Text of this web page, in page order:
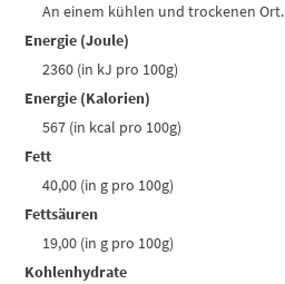
An einem kühlen und trockenen Ort.
Energie (Joule)
2360 (in kJ pro 100g)
Energie (Kalorien)
567 (in kcal pro 100g)
Fett
40,00 (in g pro 100g)
Fettsäuren
19,00 (in g pro 100g)
Kohlenhydrate